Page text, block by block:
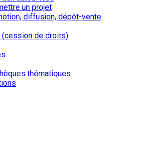
un projet
diffusion, dépôt-vente
(cession de droits)
thématiques